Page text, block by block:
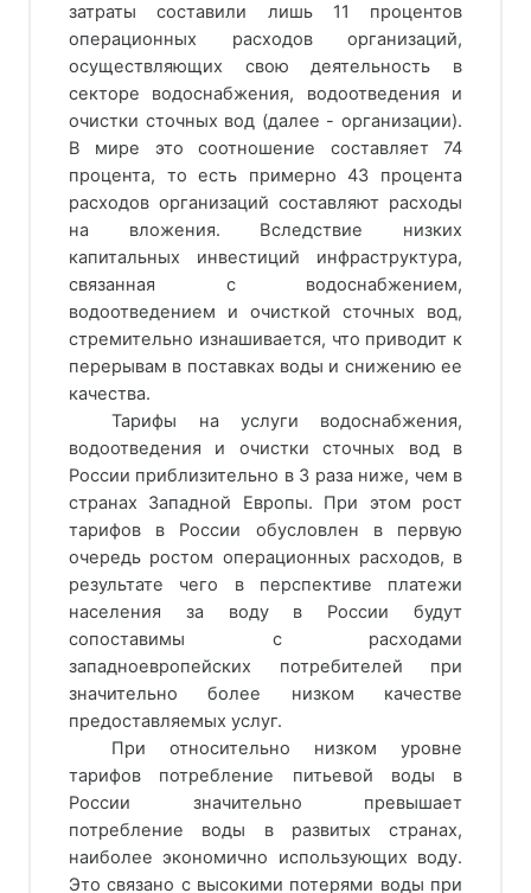
затраты составили лишь 11 процентов
операционных расходов организаций,
осуществляющих свою деятельность в
секторе водоснабжения, водоотведения и
очистки сточных вод (далее - организации).
В мире это соотношение составляет 74
процента, то есть примерно 43 процента
расходов организаций составляют расходы
на вложения. Вследствие низких
капитальных инвестиций инфраструктура,
связанная с водоснабжением,
водоотведением и очисткой сточных вод,
стремительно изнашивается, что приводит к
перерывам в поставках воды и снижению ее
качества.
Тарифы на услуги водоснабжения,
водоотведения и очистки сточных вод в
России приблизительно в 3 раза ниже, чем в
странах Западной Европы. При этом рост
тарифов в России обусловлен в первую
очередь ростом операционных расходов, в
результате чего в перспективе платежи
населения за воду в России будут
сопоставимы с расходами
западноевропейских потребителей при
значительно более низком качестве
предоставляемых услуг.
При относительно низком уровне
тарифов потребление питьевой воды в
России значительно превышает
потребление воды в развитых странах,
наиболее экономично использующих воду.
Это связано с высокими потерями воды при